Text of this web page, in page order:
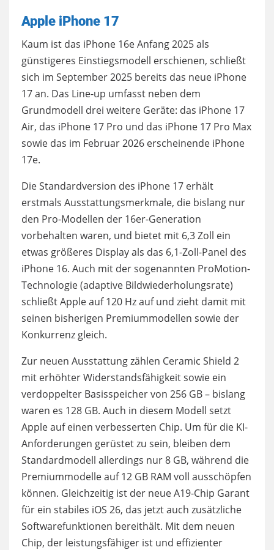
Apple iPhone 17
Kaum ist das iPhone 16e Anfang 2025 als
günstigeres Einstiegsmodell erschienen, schließt
sich im September 2025 bereits das neue iPhone
17 an. Das Line-up umfasst neben dem
Grundmodell drei weitere Geräte: das iPhone 17
Air, das iPhone 17 Pro und das iPhone 17 Pro Max
sowie das im Februar 2026 erscheinende iPhone
17e.
Die Standardversion des iPhone 17 erhält
erstmals Ausstattungsmerkmale, die bislang nur
den Pro-Modellen der 16er-Generation
vorbehalten waren, und bietet mit 6,3 Zoll ein
etwas größeres Display als das 6,1-Zoll-Panel des
iPhone 16. Auch mit der sogenannten ProMotion-
Technologie (adaptive Bildwiederholungsrate)
schließt Apple auf 120 Hz auf und zieht damit mit
seinen bisherigen Premiummodellen sowie der
Konkurrenz gleich.
Zur neuen Ausstattung zählen Ceramic Shield 2
mit erhöhter Widerstandsfähigkeit sowie ein
verdoppelter Basisspeicher von 256 GB – bislang
waren es 128 GB. Auch in diesem Modell setzt
Apple auf einen verbesserten Chip. Um für die KI-
Anforderungen gerüstet zu sein, bleiben dem
Standardmodell allerdings nur 8 GB, während die
Premiummodelle auf 12 GB RAM voll ausschöpfen
können. Gleichzeitig ist der neue A19-Chip Garant
für ein stabiles iOS 26, das jetzt auch zusätzliche
Softwarefunktionen bereithält. Mit dem neuen
Chip, der leistungsfähiger ist und effizienter